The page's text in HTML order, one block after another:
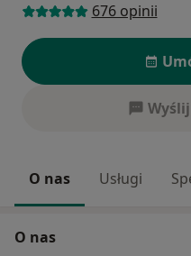
676 opinii
O nas Usługi
O nas